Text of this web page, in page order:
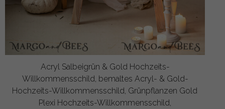
Acryl Salbeigrün & Gold Hochzeits-
Willkommensschild, bemaltes Acryl- & Gold-
Hochzeits-Willkommensschild, Grünpflanzen Gold
Plexi Hochzeits-Willkommensschild,